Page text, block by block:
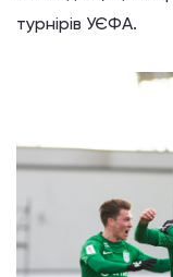
турнірів УЄФА.